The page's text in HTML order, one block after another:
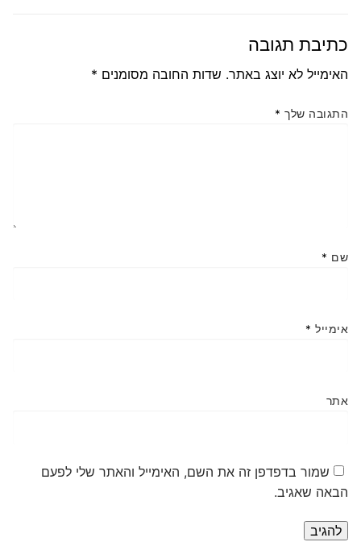
כתיבת תגובה
האימייל לא יוצג באתר. שדות החובה מסומנים *
התגובה שלך *
שם *
אימייל *
אתר
שמור בדפדפן זה את השם, האימייל והאתר שלי לפעם
הבאה שאגיב.